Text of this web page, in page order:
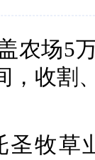
农场5
，收割
圣牧草